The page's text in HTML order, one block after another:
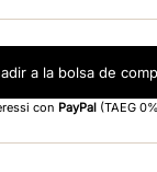
a la bolsa de
con PayPal (TAEG